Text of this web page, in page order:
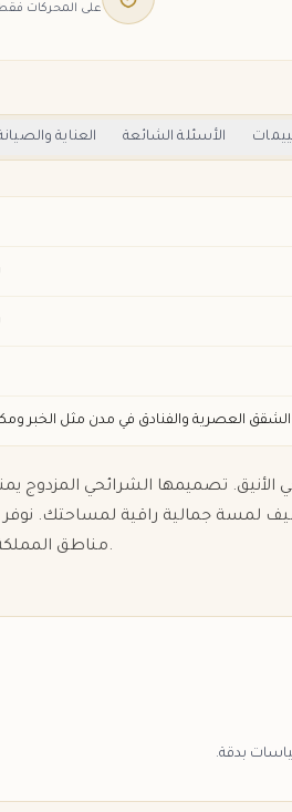
على المحركات
العناية الأسئلة الشائعة
بالإضاءة والخصوصية مع ستارة زيبرا موديل 6077 بلونها
لمسة جمالية راقية لمساحتك.
مناطق المملكة. احصل على ستارة تجمع بين الأداء العملي والمظهر الجذاب لسنوات طويلة.
بدقة.